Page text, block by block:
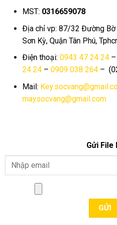
MST: 0316659078
Địa chỉ vp: 87/32 Đường Bờ
Sơn Kỳ, Quận Tân Phú,
Điện thoại: 0943 47 24 24–
24 24– 0909 038 264–
Mail:
maysocvang@gmail.com
Gửi File